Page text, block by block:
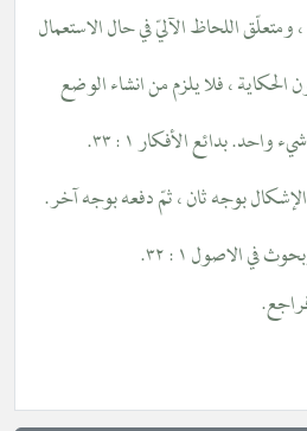
اللحاظ الآليّ في حال الاستعمال
، فلا يلزم من انشاء الوضع
بدائع الأفكار ١ : ٣٣.
بوجه ثان ، ثمّ دفعه بوجه آخر.